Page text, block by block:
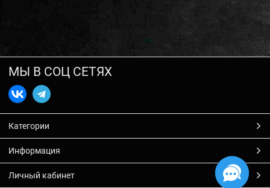
МЫ В СОЦ СЕТЯХ
Категории
Информация
Личный кабинет